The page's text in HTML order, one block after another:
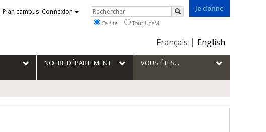
Je donne
Choix
la
langue
Français English
Plan campus Connexion Rechercher
Rechercher
Ce site Tout UdeM
NOTRE DÉPARTEMENT VOUS ÊTES...